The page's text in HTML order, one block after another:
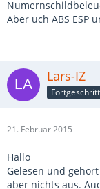
Aber uch ABS ESP
Lars-IZ
21. Februar 2015
Hallo
Gelesen und
aber nichts aus.